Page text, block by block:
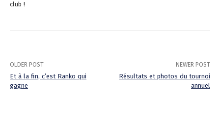
club !
P
OLDER POST
Et à la fin, c’est Ranko qui
gagne
NEWER POST
Résultats et photos du tournoi
annuel